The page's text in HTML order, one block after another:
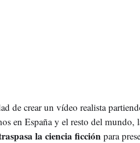
de crear un vídeo realista
en España y el resto del mundo,
la ciencia ficción para